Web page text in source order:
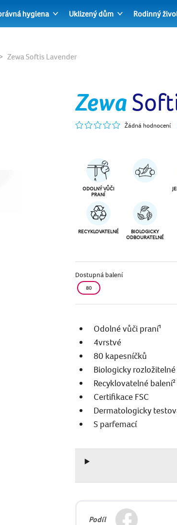
hygiena Uklizený dům Rodinný
Zewa Softis Lavender
Zewa
Žádná hodnocení
ODOLNÝ VŮČI
PRANÍ
RECYKLOVATELNÉ
BIOLOGICKY
ODBOURATELNÉ
Dostupná balení
80
Odolné vůči praní¹
4vrstvé
80 kapesníčků
Biologicky rozložitelné
Recyklovatelné balení²
Certifikace FSC
Dermatologicky
S parfemací
Podíl